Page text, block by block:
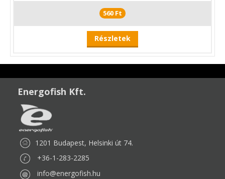
560 Ft
Részletek
Energofish Kft.
1201 Budapest, Helsinki út 74.
+36-1-283-2285
info@energofish.hu